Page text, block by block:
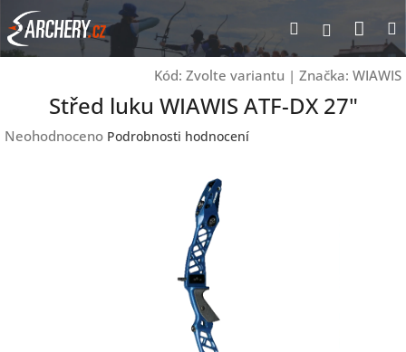
Přejít
na
obsah
Hledat
Kód: Zvolte variantu | Značka: WIAWIS
Střed luku WIAWIS ATF-DX 27"
Průměrné
Neohodnoceno Podrobnosti hodnocení